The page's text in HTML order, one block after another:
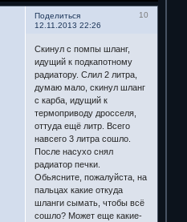
Поделиться
10
12.11.2013 22:26
Скинул с помпы шланг,
идущий к подкапотному
радиатору. Слил 2 литра,
думаю мало, скинул шланг
с карба, идущий к
термоприводу дросселя,
оттуда ещё литр. Всего
навсего 3 литра сошло.
После насухо снял
радиатор печки.
Обьясните, пожалуйста, на
пальцах какие откуда
шланги сымать, чтобы всё
сошло? Может еще какие-